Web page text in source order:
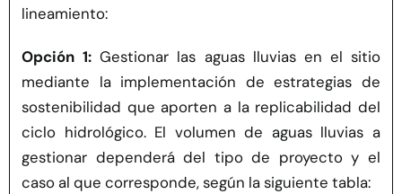
lineamiento:
Opción 1: Gestionar las aguas lluvias en el sitio
mediante la implementación de estrategias de
sostenibilidad que aporten a la replicabilidad del
ciclo hidrológico. El volumen de aguas lluvias a
gestionar dependerá del tipo de proyecto y el
caso al que corresponde, según la siguiente tabla: